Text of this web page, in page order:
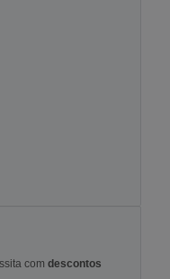
com descontos